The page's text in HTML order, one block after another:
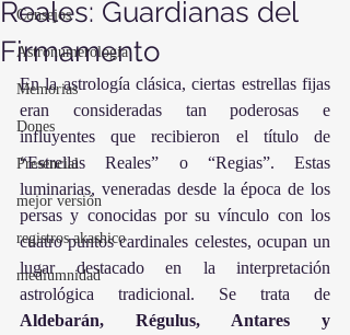
Consejos
Astronumerología
Memorias
Dones
Presencial
mejor versión
registros akashico
mediumnidad
Reales: Guardianas del
Firmamento
En la astrología clásica, ciertas estrellas fijas
eran consideradas tan poderosas e
influyentes que recibieron el título de
“Estrellas Reales” o “Regias”. Estas
luminarias, veneradas desde la época de los
persas y conocidas por su vínculo con los
cuatro puntos cardinales celestes, ocupan un
lugar destacado en la interpretación
Aldebarán, Régulus, Antares y